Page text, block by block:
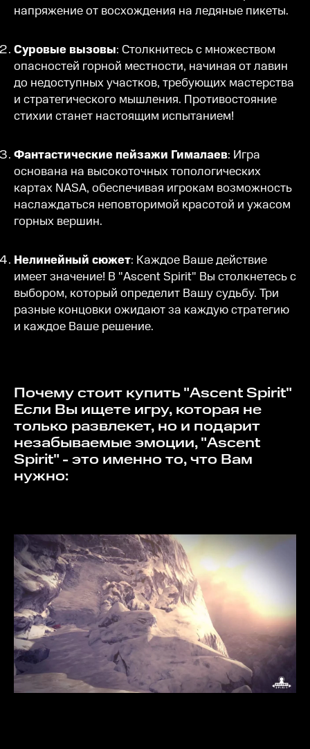
напряжение от восхождения на ледяные пикеты.
Суровые вызовы: Столкнитесь с множеством
опасностей горной местности, начиная от лавин
до недоступных участков, требующих мастерства
и стратегического мышления. Противостояние
стихии станет настоящим испытанием!
Фантастические пейзажи Гималаев: Игра
основана на высокоточных топологических
картах NASA, обеспечивая игрокам возможность
наслаждаться неповторимой красотой и ужасом
горных вершин.
Нелинейный сюжет: Каждое Ваше действие
имеет значение! В "Ascent Spirit" Вы столкнетесь с
выбором, который определит Вашу судьбу. Три
разные концовки ожидают за каждую стратегию
и каждое Ваше решение.
Почему стоит купить "Ascent Spirit"
Если Вы ищете игру, которая не
только развлекет, но и подарит
незабываемые эмоции, "Ascent
Spirit" - это именно то, что Вам
нужно: